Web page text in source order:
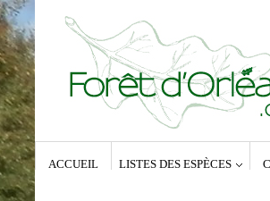
ACCUEIL LISTES DES ESPÈCES